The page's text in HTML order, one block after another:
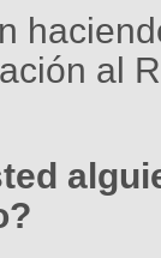
al